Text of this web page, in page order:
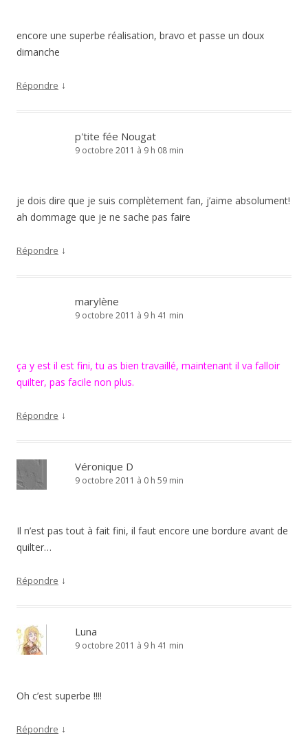
encore une superbe réalisation, bravo et passe un doux
dimanche
Répondre ↓
p'tite fée Nougat
9 octobre 2011 à 9 h 08 min
je dois dire que je suis complètement fan, j’aime absolument!
ah dommage que je ne sache pas faire
Répondre ↓
marylène
9 octobre 2011 à 9 h 41 min
ça y est il est fini, tu as bien travaillé, maintenant il va falloir
quilter, pas facile non plus.
Répondre ↓
Véronique D
9 octobre 2011 à 0 h 59 min
Il n’est pas tout à fait fini, il faut encore une bordure avant de
quilter…
Répondre ↓
Luna
9 octobre 2011 à 9 h 41 min
Oh c’est superbe !!!!
Répondre ↓